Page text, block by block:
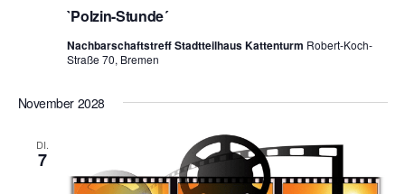
`Polzin-Stunde´
Nachbarschaftstreff Stadtteilhaus Kattenturm Robert-Koch-
Straße 70, Bremen
November 2028
DI.
7